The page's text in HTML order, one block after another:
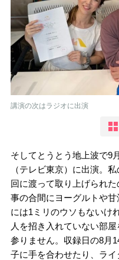
講演の次はラジオに出演
そしてとうとう地上波で9
（テレビ東京）に出演。
回に渡って取り上げられ
事の合間にヨーグルトや
には1ミリのウソもないけ
人を招き入れていない部
参りません。収録日の8月
子に手を合わせたり、ラ